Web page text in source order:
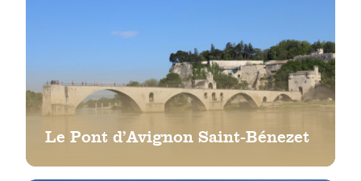
Le Pont d’Avignon Saint-Bénezet